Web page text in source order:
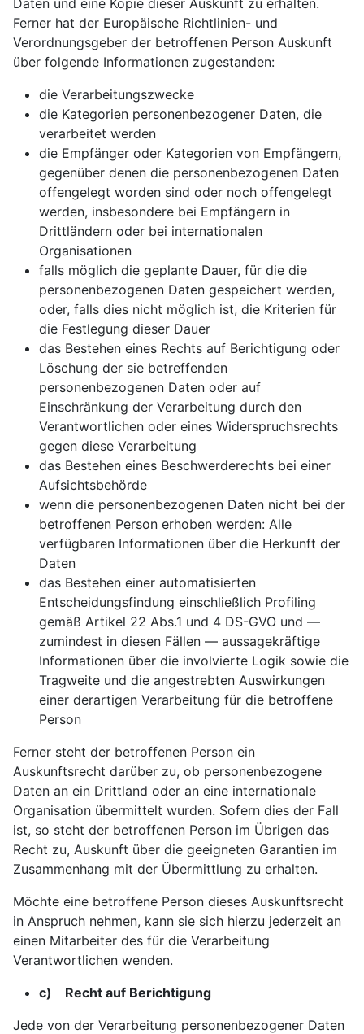
Daten und eine Kopie dieser Auskunft zu erhalten.
Ferner hat der Europäische Richtlinien- und
Verordnungsgeber der betroffenen Person Auskunft
über folgende Informationen zugestanden:
die Verarbeitungszwecke
die Kategorien personenbezogener Daten, die
verarbeitet werden
die Empfänger oder Kategorien von Empfängern,
gegenüber denen die personenbezogenen Daten
offengelegt worden sind oder noch offengelegt
werden, insbesondere bei Empfängern in
Drittländern oder bei internationalen
Organisationen
falls möglich die geplante Dauer, für die die
personenbezogenen Daten gespeichert werden,
oder, falls dies nicht möglich ist, die Kriterien für
die Festlegung dieser Dauer
das Bestehen eines Rechts auf Berichtigung oder
Löschung der sie betreffenden
personenbezogenen Daten oder auf
Einschränkung der Verarbeitung durch den
Verantwortlichen oder eines Widerspruchsrechts
gegen diese Verarbeitung
das Bestehen eines Beschwerderechts bei einer
Aufsichtsbehörde
wenn die personenbezogenen Daten nicht bei der
betroffenen Person erhoben werden: Alle
verfügbaren Informationen über die Herkunft der
Daten
das Bestehen einer automatisierten
Entscheidungsfindung einschließlich Profiling
gemäß Artikel 22 Abs.1 und 4 DS-GVO und —
zumindest in diesen Fällen — aussagekräftige
Informationen über die involvierte Logik sowie die
Tragweite und die angestrebten Auswirkungen
einer derartigen Verarbeitung für die betroffene
Person
Ferner steht der betroffenen Person ein
Auskunftsrecht darüber zu, ob personenbezogene
Daten an ein Drittland oder an eine internationale
Organisation übermittelt wurden. Sofern dies der Fall
ist, so steht der betroffenen Person im Übrigen das
Recht zu, Auskunft über die geeigneten Garantien im
Zusammenhang mit der Übermittlung zu erhalten.
Möchte eine betroffene Person dieses Auskunftsrecht
in Anspruch nehmen, kann sie sich hierzu jederzeit an
einen Mitarbeiter des für die Verarbeitung
Verantwortlichen wenden.
c) Recht auf Berichtigung
Jede von der Verarbeitung personenbezogener Daten